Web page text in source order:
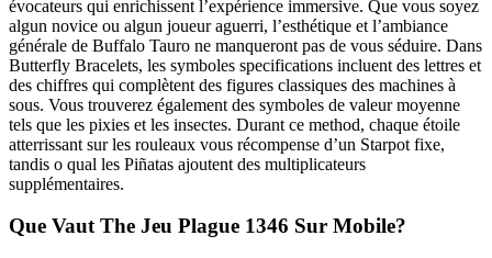
évocateurs qui enrichissent l’expérience immersive. Que vous soyez
algun novice ou algun joueur aguerri, l’esthétique et l’ambiance
générale de Buffalo Tauro ne manqueront pas de vous séduire. Dans
Butterfly Bracelets, les symboles specifications incluent des lettres et
des chiffres qui complètent des figures classiques des machines à
sous. Vous trouverez également des symboles de valeur moyenne
tels que les pixies et les insectes. Durant ce method, chaque étoile
atterrissant sur les rouleaux vous récompense d’un Starpot fixe,
tandis o qual les Piñatas ajoutent des multiplicateurs
supplémentaires.
Que Vaut The Jeu Plague 1346 Sur Mobile?